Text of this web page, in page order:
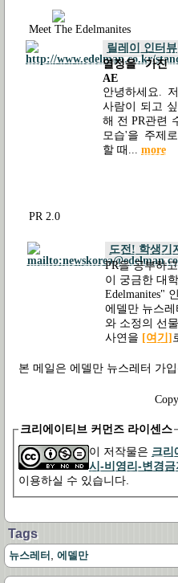
Meet The Edelmanites
릴레이 인터뷰
열정을 가진
AE
안녕하세요.
사람이 되고
해 전 PR관련
모습'을 주제
할 때... more
PR 2.0
도전! 학생기
PR을 공부하
이 궁금한 대
Edelmanites"
에델만 뉴스레
와 소정의 선
사연을 [여기]
본 메일은 에델만 뉴스레터 가
크리에이티브 커먼즈 라이센스
이 저작물은 크리
시-비영리-변경
이용하실 수 있습니다.
Tags
뉴스레터 에델만